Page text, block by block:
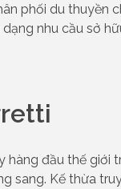
phối du thuyền
nhu cầu sở
hàng đầu thế giới
sang. Kế thừa